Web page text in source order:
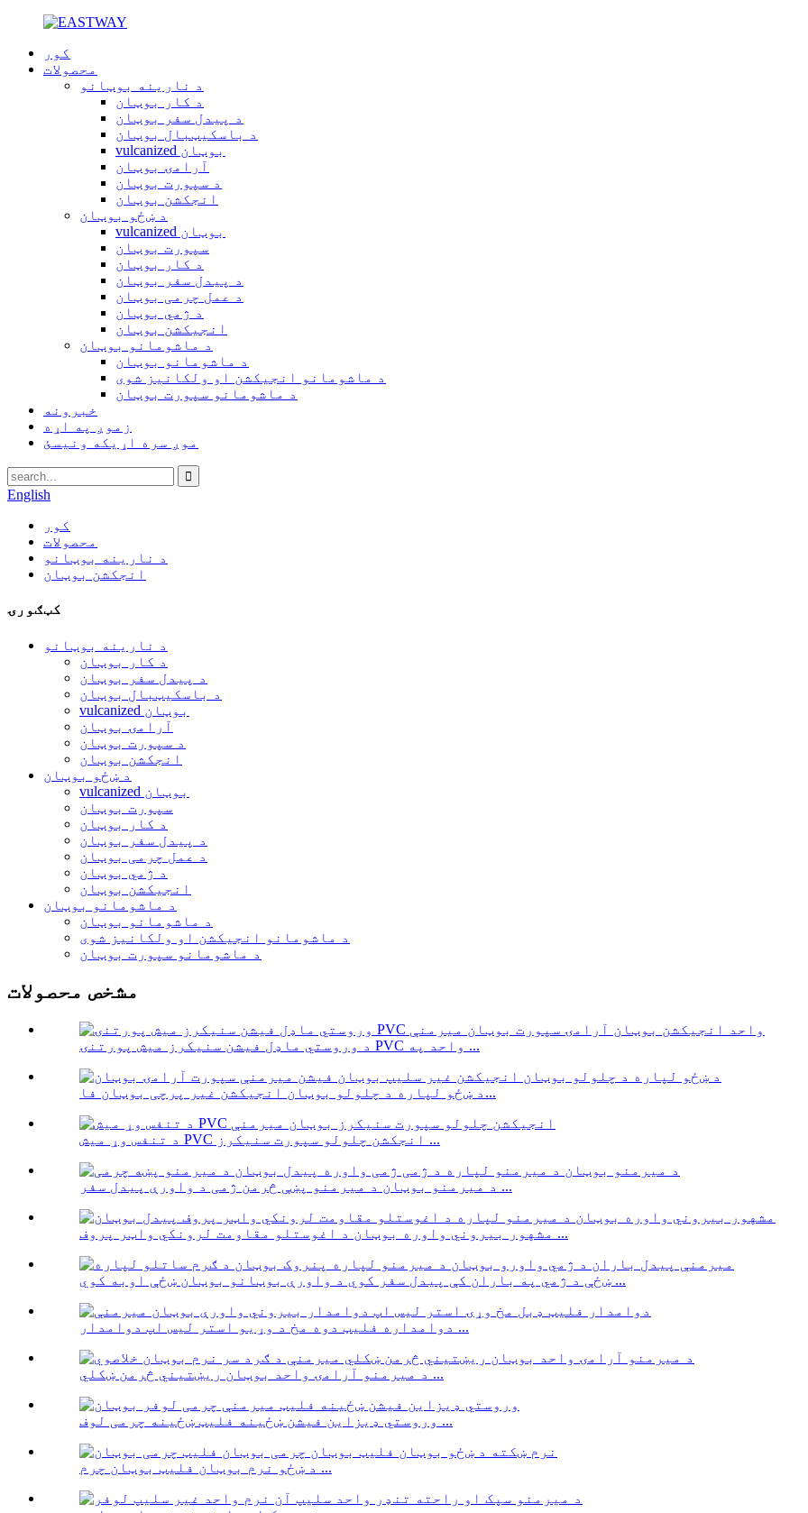
کور
محصولات
د نارینه بوټانو
د کار بوټان
د پیدل سفر بوټان
د باسکیټبال بوټان
vulcanized بوټان
آرامۍ بوټان
د سپورت بوټان
انجکشن بوټان
د ښځو بوټان
vulcanized بوټان
سپورت بوټان
د کار بوټان
د پیدل سفر بوټان
د عمل چرمی بوټان
د ژمي بوټان
انجیکشن بوټان
د ماشومانو بوټان
د ماشومانو بوټان
د ماشومانو انجیکشن او ولکانیز شوی
د ماشومانو سپورت بوټان
خبرونه
زموږ په اړه
موږ سره اړیکه ونیسئ
English
کور
محصولات
د نارینه بوټانو
انجکشن بوټان
کټګورۍ
د نارینه بوټانو
د کار بوټان
د پیدل سفر بوټان
د باسکیټبال بوټان
vulcanized بوټان
آرامۍ بوټان
د سپورت بوټان
انجکشن بوټان
د ښځو بوټان
vulcanized بوټان
سپورت بوټان
د کار بوټان
د پیدل سفر بوټان
د عمل چرمی بوټان
د ژمي بوټان
انجیکشن بوټان
د ماشومانو بوټان
د ماشومانو بوټان
د ماشومانو انجیکشن او ولکانیز شوی
د ماشومانو سپورت بوټان
مشخص محصولات
د وروستي ماډل فیشن سنیکرز میش پورتنۍ PVC واحد په ...
د ښځو لپاره د چلولو بوټان انجیکشن غیر پرچی بوټان فا...
د تنفس وړ میش PVC انجکشن چلولو سپورت سنیکرز ...
د میرمنو بوټان د میرمنو پښې څرمن ژمی د واورې پیدل سفر ...
مشهور بیروني واوره بوټان د اغوستلو مقاومت لرونکي واټر پروف ...
ښځې د ژمي په باران کې پیدل سفر کوي د واورې بوټانو بوټان ښځې اوبه کوي ...
دوامداره فلیټ دوه مخ د وړیو استر لیس اپ دوامدار ...
د میرمنو آرامۍ واحد بوټان ریښتیني څرمن ښکلي ...
وروستي ډیزاین فیشن ښځینه فلیټ ښځینه چرمی لوف ...
د ښځو نرم بوټان فلیټ بوټان چرم ...